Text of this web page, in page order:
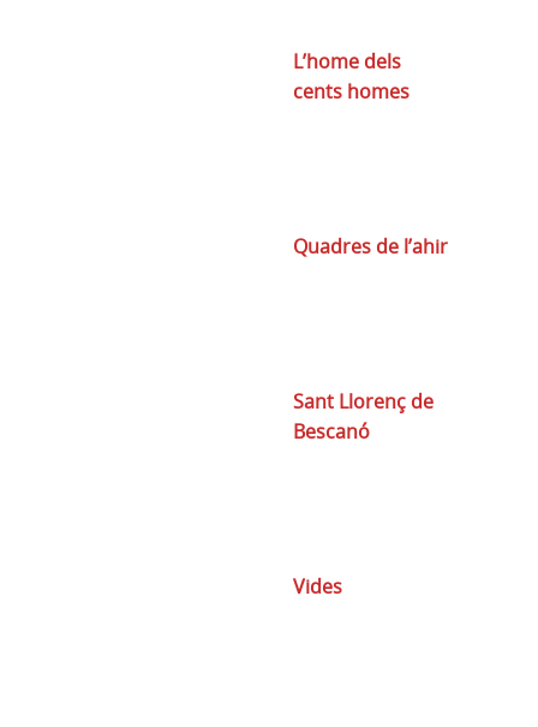
L’home dels
cents homes
Quadres de l’ahir
Sant Llorenç de
Bescanó
Vides